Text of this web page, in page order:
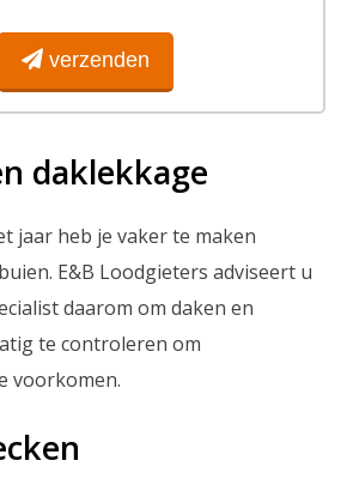
verzenden
daklekkage
jaar heb je vaker te maken
E&B Loodgieters adviseert u
daarom om daken en
te controleren om
voorkomen.